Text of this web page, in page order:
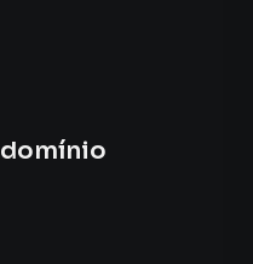
por ser um bairro:
de vida sem abrir